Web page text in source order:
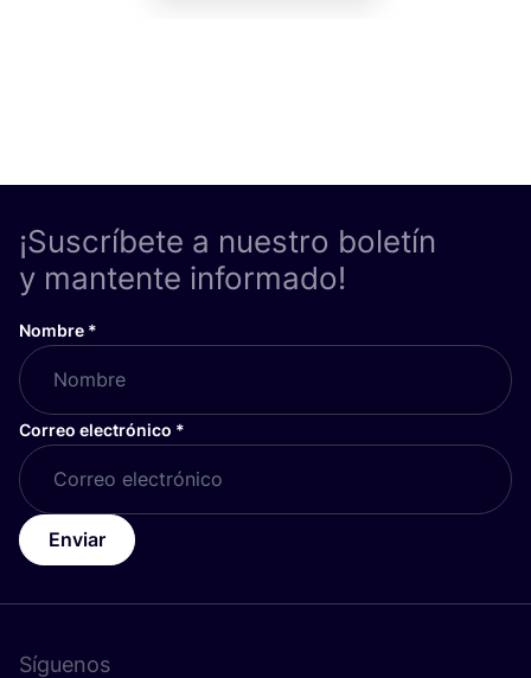
¡Suscríbete a nuestro boletín
y mantente informado!
Nombre *
Correo electrónico *
Enviar
Síguenos